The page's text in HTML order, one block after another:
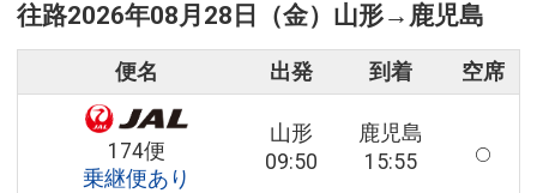
往路2026年08月28日（金） 山形→ 鹿児島
便名 出発 到着 空席
174便
乗継便あり
山形
09:50
鹿児島
15:55